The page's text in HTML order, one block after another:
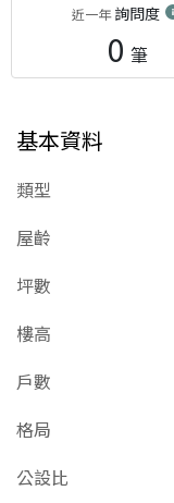
近一年詢問度
0 筆
基本資料
類型
屋齡
坪數
樓高
戶數
格局
公設比